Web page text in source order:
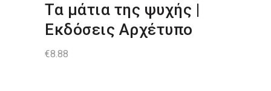
Τα μάτια της ψυχής |
Εκδόσεις Αρχέτυπο
€8.88